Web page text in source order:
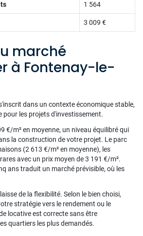
1 564
3 009 €
marché
à Fontenay-le-
dans un contexte économique stable,
pour les projets d'investissement.
€/m² en moyenne, un niveau équilibré qui
la construction de votre projet. Le parc
(2 613 €/m² en moyenne), les
avec un prix moyen de 3 191 €/m².
ans traduit un marché prévisible, où les
de la flexibilité. Selon le bien choisi,
stratégie vers le rendement ou le
locative est correcte sans être
quartiers les plus demandés.